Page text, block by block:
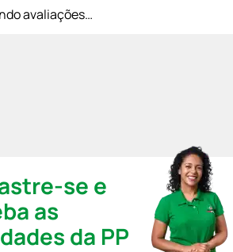
avaliações…
se e
as
da PP